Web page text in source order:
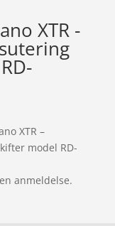
XTR -
XTR –
model RD-
anmeldelse.